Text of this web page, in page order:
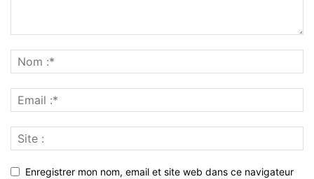
Enregistrer mon nom, email et site web dans ce navigateur